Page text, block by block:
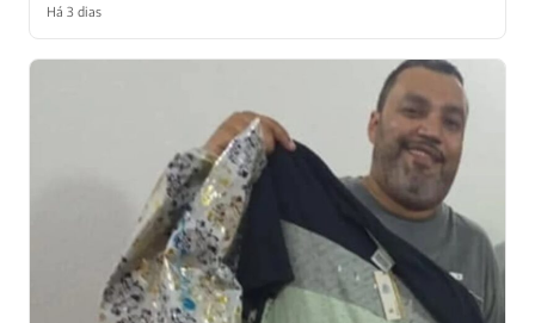
Há 3 dias